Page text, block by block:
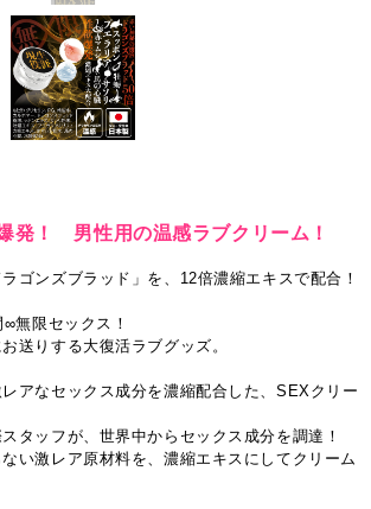
発！ 男性用の温感ラブクリーム！
ゴンズブラッド」を、12倍濃縮エキスで配合！
無限セックス！
送りする大復活ラブグッズ。
アなセックス成分を濃縮配合した、SEXクリー
タッフが、世界中からセックス成分を調達！
い激レア原材料を、濃縮エキスにしてクリーム